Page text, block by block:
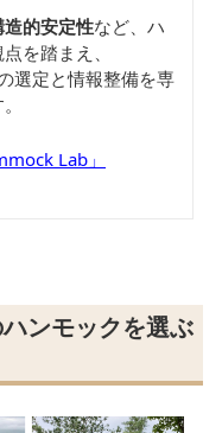
的安定性など、ハ
を踏まえ、
選定と情報整備を専
Lab」
ンモックを選ぶ